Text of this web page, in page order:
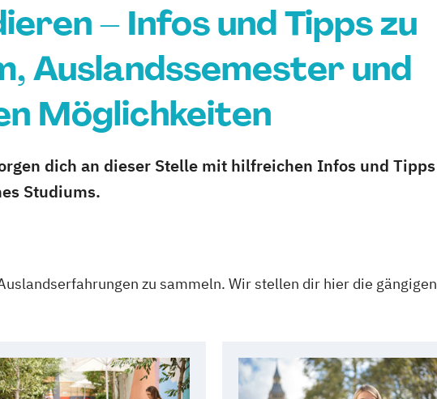
– Infos und Tipps zu
Auslandssemester und
Möglichkeiten
dich an dieser Stelle mit hilfreichen Infos und Tipps
Studiums.
zu sammeln. Wir stellen dir hier die gängigen